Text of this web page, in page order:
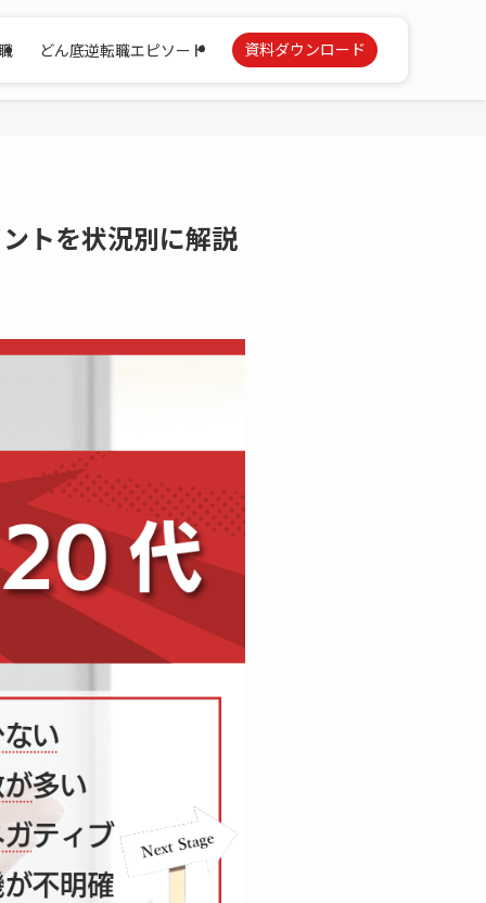
どん底逆転職エピソード 資料ダウンロード
トを状況別に解説